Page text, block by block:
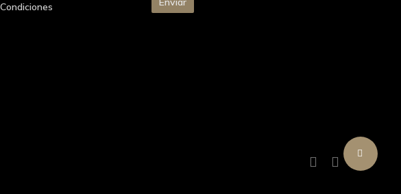
Share
facebookinstagram